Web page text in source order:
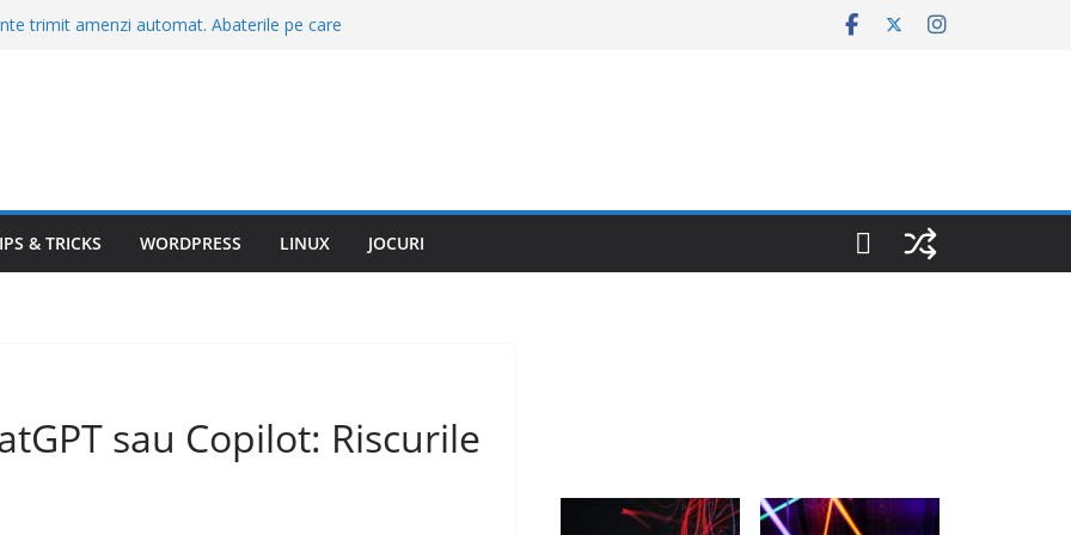
trimit amenzi automat. Abaterile pe care
de salariu. Greșeala care îi costă pe mulți
şi Braşov. „Stai să vezi ce chirii sunt”
merită să te muți în 2026. Unde găsești
& TRICKS WORDPRESS LINUX JOCURI
sau Copilot: Riscurile